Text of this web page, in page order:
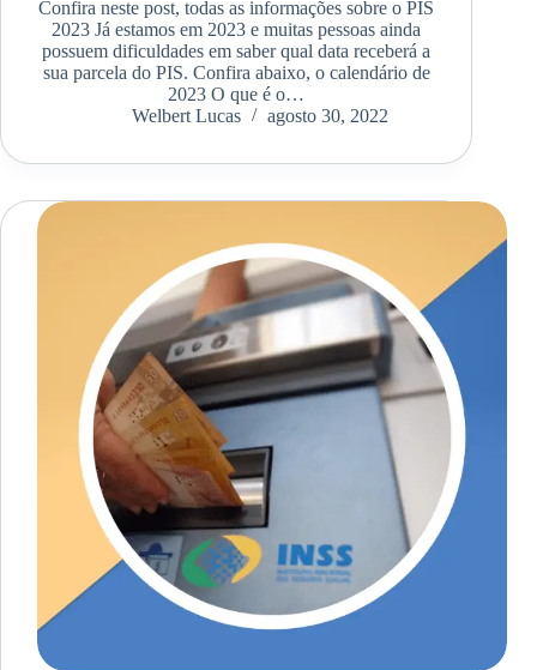
Confira neste post, todas as informações sobre o PIS
2023 Já estamos em 2023 e muitas pessoas ainda
possuem dificuldades em saber qual data receberá a
sua parcela do PIS. Confira abaixo, o calendário de
2023 O que é o…
Welbert Lucas
agosto 30, 2022